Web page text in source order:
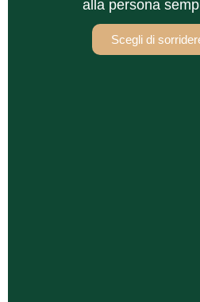
alla persona
Scegli di